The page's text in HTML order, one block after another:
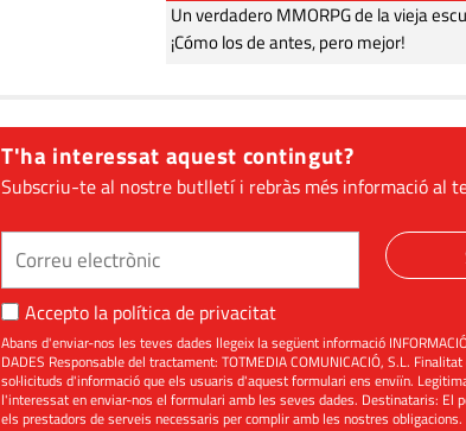
Un verdadero MMORPG de la vieja
¡Cómo los de antes, pero mejor!
T'ha interessat aquest contingut?
Subscriu-te al nostre butlletí i rebràs més informació al
Accepto la política de privacitat
Abans d'enviar-nos les teves dades llegeix la següent informació INFORMACIÓ
DADES Responsable del tractament: TOTMEDIA COMUNICACIÓ, S.L.
sol·licituds d'informació que els usuaris d'aquest formulari ens enviïn.
l'interessat en enviar-nos el formulari amb les seves dades. Destinataris: El
els prestadors de serveis necessaris per complir amb les nostres